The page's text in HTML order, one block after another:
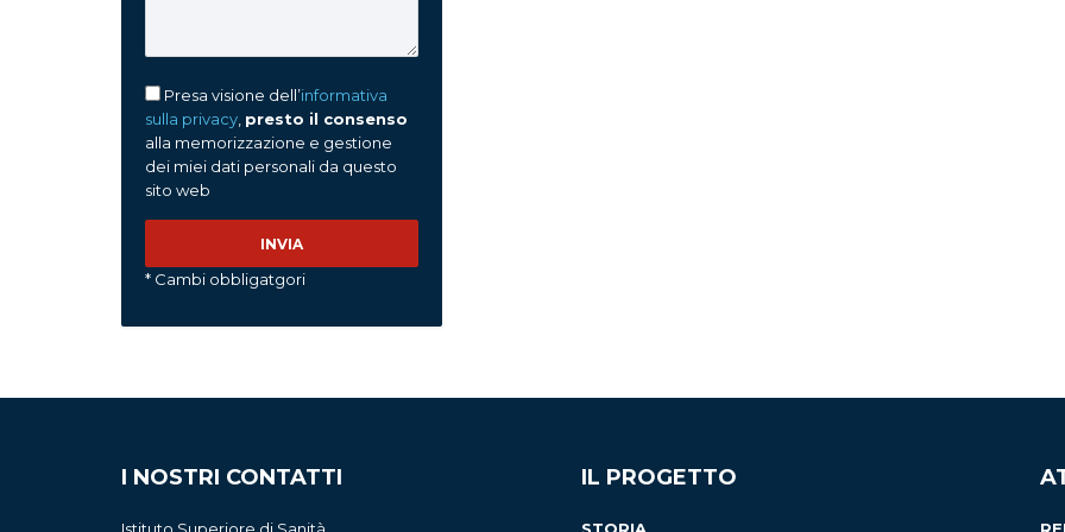
Presa visione dell’informativa
sulla privacy presto il consenso
alla memorizzazione e gestione
dei miei dati personali da questo
sito web
* Cambi obbligatgori
I NOSTRI CONTATTI
Istituto Superiore di Sanità
IL PROGETTO
STORIA